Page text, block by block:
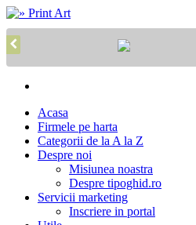
Acasa
Firmele pe harta
Categorii de la A la Z
Despre noi
Misiunea noastra
Despre tipoghid.ro
Servicii marketing
Inscriere in portal